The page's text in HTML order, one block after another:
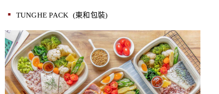
TUNGHE PACK (東和包裝)